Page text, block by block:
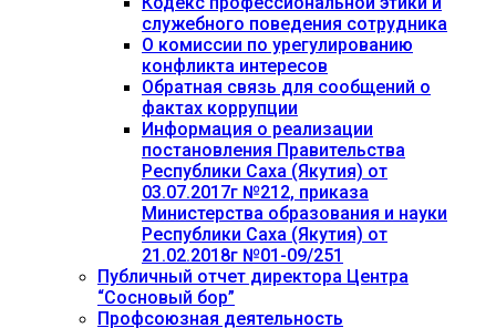
служебного поведения сотрудника
О комиссии по урегулированию
конфликта интересов
Обратная связь для сообщений о
фактах коррупции
Информация о реализации
постановления Правительства
Республики Саха (Якутия) от
03.07.2017г №212, приказа
Министерства образования и науки
Республики Саха (Якутия) от
21.02.2018г №01-09/251
Публичный отчет директора Центра
“Сосновый бор”
Профсоюзная деятельность